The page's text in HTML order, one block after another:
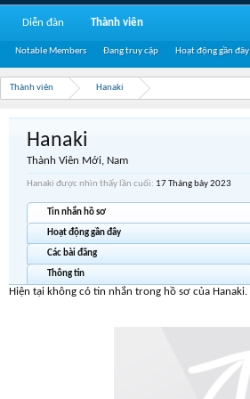
Thành viên Hanaki
Hanaki
Thành Viên Mới, Nam
Hanaki được nhìn thấy lần cuối: 17 Tháng bảy 2023
Tin nhắn hồ sơ
Hoạt động gần đây
Các bài đăng
Thông tin
Hiện tại không có tin nhắn trong hồ sơ của Hanaki.
Diễn đàn Thành viên
Notable Members Đang truy cập Hoạt động gần đây